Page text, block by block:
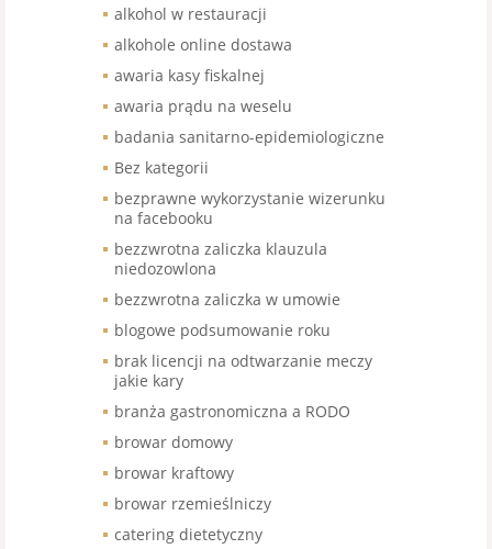
alkohol w restauracji
alkohole online dostawa
awaria kasy fiskalnej
awaria prądu na weselu
badania sanitarno-epidemiologiczne
Bez kategorii
bezprawne wykorzystanie wizerunku
na facebooku
bezzwrotna zaliczka klauzula
niedozowlona
bezzwrotna zaliczka w umowie
blogowe podsumowanie roku
brak licencji na odtwarzanie meczy
jakie kary
branża gastronomiczna a RODO
browar domowy
browar kraftowy
browar rzemieślniczy
catering dietetyczny